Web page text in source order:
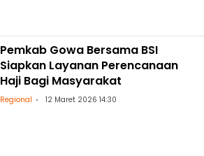
Pemkab Gowa Bersama BSI
Siapkan Layanan Perencanaan
Haji Bagi Masyarakat
Regional 12 Maret 2026 14:30